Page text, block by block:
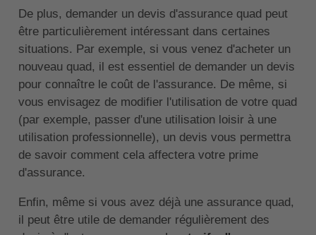
De plus, demander un devis d'assurance quad peut
être particulièrement intéressant dans certaines
situations. Par exemple, si vous venez d'acheter un
nouveau quad, il est essentiel de demander un devis
pour connaître le coût de l'assurance. De même, si
vous envisagez de modifier l'utilisation de votre quad
(par exemple, passer d'une utilisation loisir à une
utilisation professionnelle), un devis vous permettra
de savoir comment cela affectera votre prime
d'assurance.
Enfin, même si vous avez déjà une assurance quad,
il peut être utile de demander régulièrement des